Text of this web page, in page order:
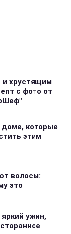
и хрустящим
с фото от
которые
этим
волосы:
это
ужин,